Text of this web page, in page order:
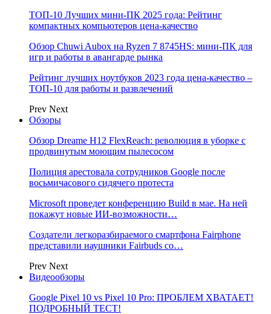
ТОП-10 Лучших мини-ПК 2025 года: Рейтинг
компактных компьютеров цена-качество
Обзор Chuwi Aubox на Ryzen 7 8745HS: мини-ПК для
игр и работы в авангарде рынка
Рейтинг лучших ноутбуков 2023 года цена-качество –
ТОП-10 для работы и развлечений
Prev Next
Обзоры
Обзор Dreame H12 FlexReach: революция в уборке с
продвинутым моющим пылесосом
Полиция арестовала сотрудников Google после
восьмичасового сидячего протеста
Microsoft проведет конференцию Build в мае. На ней
покажут новые ИИ-возможности…
Создатели легкоразбираемого смартфона Fairphone
представили наушники Fairbuds со…
Prev Next
Видеообзоры
Google Pixel 10 vs Pixel 10 Pro: ПРОБЛЕМ ХВАТАЕТ!
ПОДРОБНЫЙ ТЕСТ!